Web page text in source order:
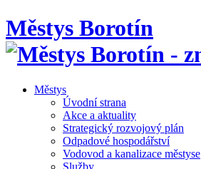
Městys Borotín
Městys
Úvodní strana
Akce a aktuality
Strategický rozvojový plán
Odpadové hospodářství
Vodovod a kanalizace městyse
Služby